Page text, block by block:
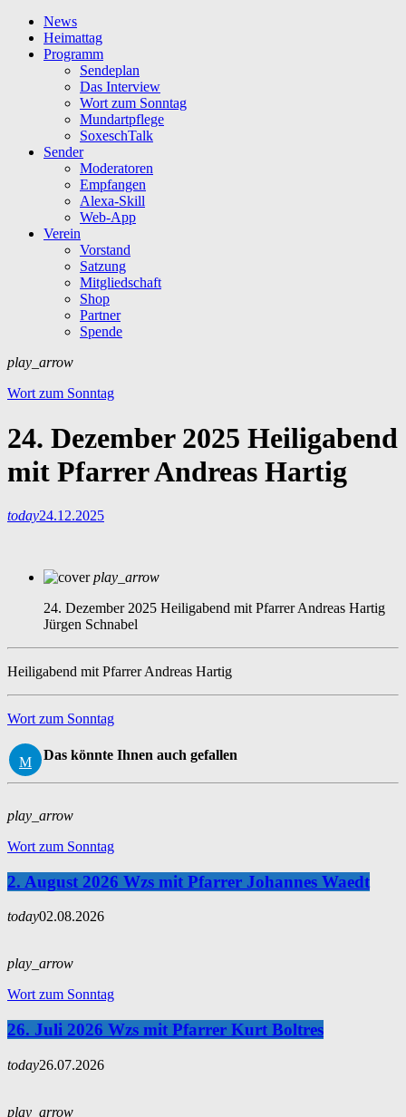
News
Heimattag
Programm
Sendeplan
Das Interview
Wort zum Sonntag
Mundartpflege
SoxeschTalk
Sender
Moderatoren
Empfangen
Alexa-Skill
Web-App
Verein
Vorstand
Satzung
Mitgliedschaft
Shop
Partner
Spende
play_arrow
Wort zum Sonntag
24. Dezember 2025 Heiligabend
mit Pfarrer Andreas Hartig
today24.12.2025
play_arrow
24. Dezember 2025 Heiligabend mit Pfarrer Andreas Hartig
Jürgen Schnabel
Heiligabend mit Pfarrer Andreas Hartig
Wort zum Sonntag
Das könnte Ihnen auch gefallen
play_arrow
Wort zum Sonntag
2. August 2026 Wzs mit Pfarrer Johannes Waedt
today02.08.2026
play_arrow
Wort zum Sonntag
26. Juli 2026 Wzs mit Pfarrer Kurt Boltres
today26.07.2026
play_arrow